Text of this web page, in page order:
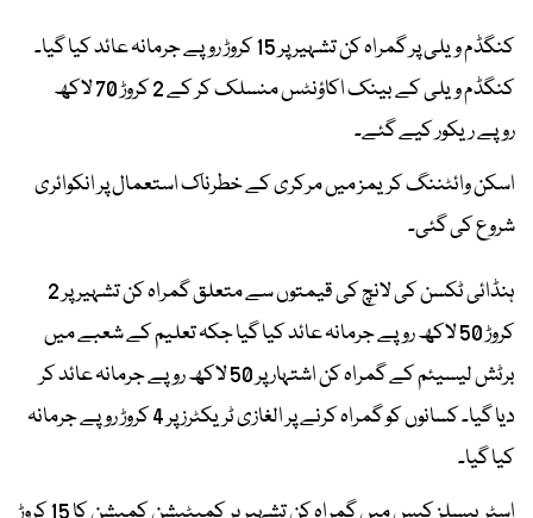
کنگڈم ویلی پر گمراہ کن تشہیر پر 15 کروڑ روپے جرمانہ عائد کیا گیا۔
کنگڈم ویلی کے بینک اکاؤنٹس منسلک کر کے 2 کروڑ 70 لاکھ
روپے ریکور کیے گئے۔
اسکن وائٹننگ کریمز میں مرکری کے خطرناک استعمال پر انکوائری
شروع کی گئی۔
ہنڈائی ٹکسن کی لانچ کی قیمتوں سے متعلق گمراہ کن تشہیر پر 2
کروڑ 50 لاکھ روپے جرمانہ عائد کیا گیا جکہ تعلیم کے شعبے میں
برٹش لیسیئم کے گمراہ کن اشتہار پر 50 لاکھ روپے جرمانہ عائد کر
دیا گیا۔ کسانوں کو گمراہ کرنے پر الغازی ٹریکٹرز پر 4 کروڑ روپے جرمانہ
کیا گیا۔